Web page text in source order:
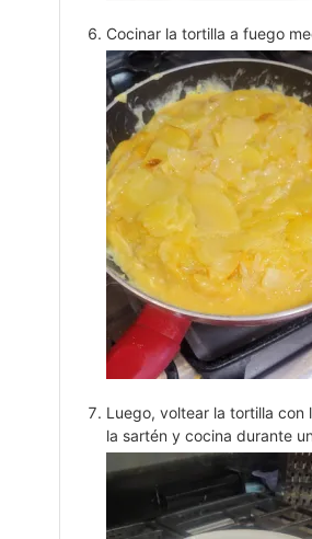
Cocinar la tortilla a fuego
Luego, voltear la tortilla
la sartén y cocina durante